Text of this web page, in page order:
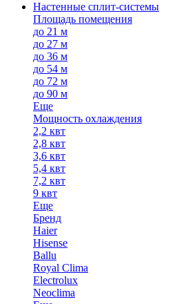
Настенные сплит-системы
Площадь помещения
до 21 м
до 27 м
до 36 м
до 54 м
до 72 м
до 90 м
Еще
Мощность охлаждения
2,2 квт
2,8 квт
3,6 квт
5,4 квт
7,2 квт
9 квт
Еще
Бренд
Haier
Hisense
Ballu
Royal Clima
Electrolux
Neoclima